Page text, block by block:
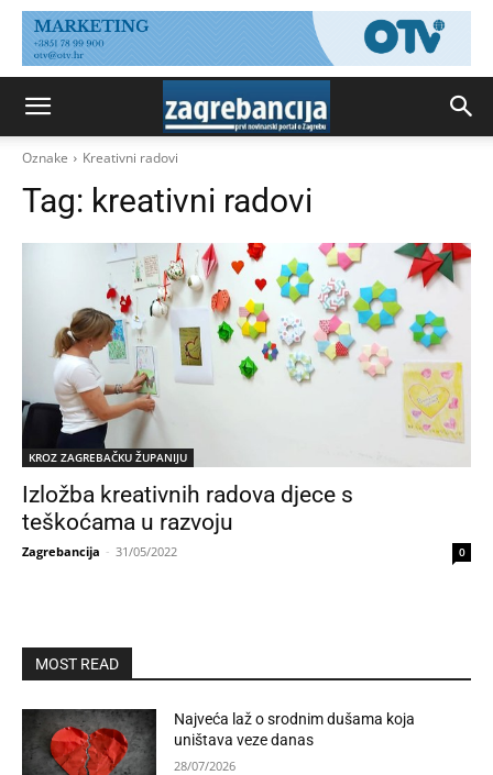
Oznake Kreativni radovi
Tag: kreativni radovi
KROZ ZAGREBAČKU ŽUPANIJU
Izložba kreativnih radova djece s
teškoćama u razvoju
Zagrebancija - 31/05/2022 0
MOST READ
Najveća laž o srodnim dušama koja
uništava veze danas
28/07/2026